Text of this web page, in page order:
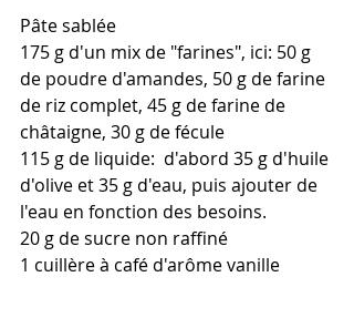
Pâte sablée
175 g d'un mix de "farines", ici: 50 g
de poudre d'amandes, 50 g de farine
de riz complet, 45 g de farine de
châtaigne, 30 g de fécule
115 g de liquide:  d'abord 35 g d'huile
d'olive et 35 g d'eau, puis ajouter de
l'eau en fonction des besoins.
20 g de sucre non raffiné
1 cuillère à café d'arôme vanille